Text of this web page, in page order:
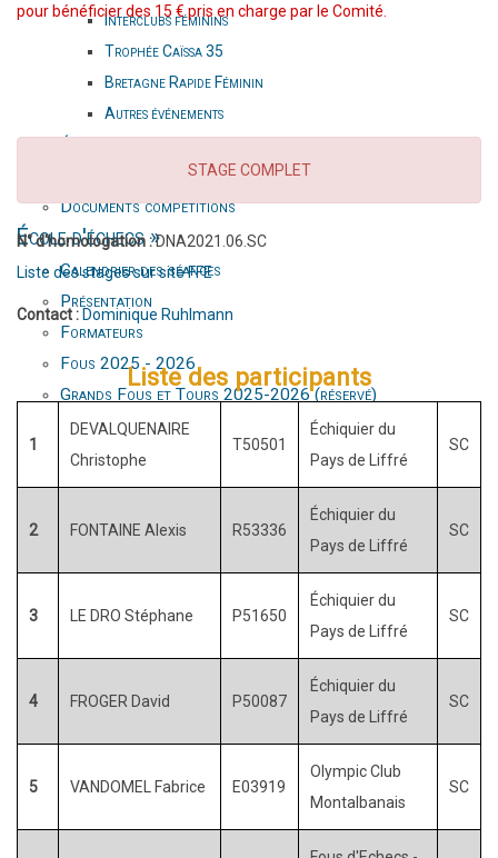
Interclubs féminins
Trophée Caïssa 35
Bretagne Rapide Féminin
Autres événements
Classements FIDE et FFE
Documents compétitions
École d'échecs»
Calendrier des séances
Présentation
Formateurs
Fous 2025 - 2026
Grands Fous et Tours 2025-2026 (réservé)
Entraînement»
S'entraîner et progresser
La plateforme Lichess
Cours en ligne
Stages»
Stages d'arbitrage
pour bénéficier des 15 € pris en charge par le Comité.
STAGE COMPLET
N° d'homologation :DNA2021.06.SC
Liste des stages sur site FFE
Contact : Dominique Ruhlmann
Liste des participants
1
DEVALQUENAIRE
Christophe
T50501
Échiquier du
Pays de Liffré
SC
2 FONTAINE Alexis R53336
Échiquier du
Pays de Liffré
SC
3 LE DRO Stéphane P51650
Échiquier du
Pays de Liffré
SC
4 FROGER David P50087
Échiquier du
Pays de Liffré
SC
5 VANDOMEL Fabrice E03919
Olympic Club
Montalbanais
SC